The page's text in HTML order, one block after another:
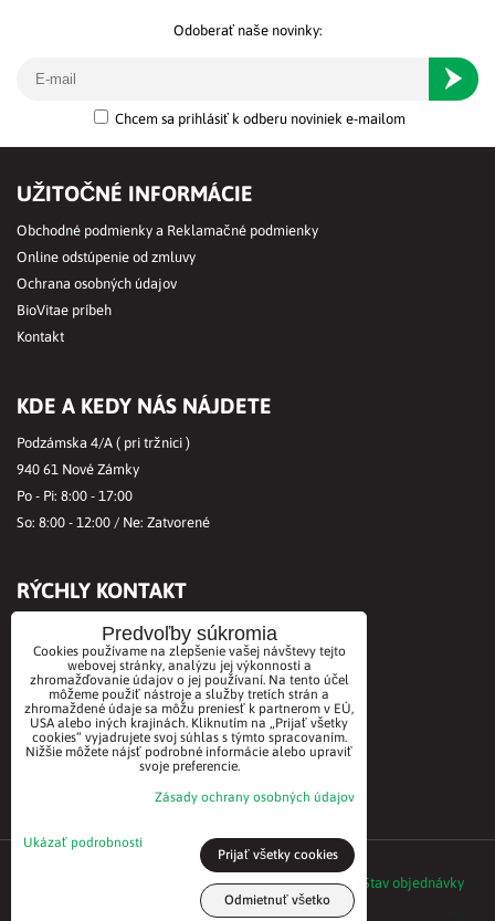
Odoberať naše novinky:
Chcem sa prihlásiť k odberu noviniek e-mailom
UŽITOČNÉ INFORMÁCIE
Obchodné podmienky a Reklamačné podmienky
Online odstúpenie od zmluvy
Ochrana osobných údajov
BioVitae príbeh
Kontakt
KDE A KEDY NÁS NÁJDETE
Podzámska 4/A ( pri tržnici )
940 61 Nové Zámky
Po - Pi: 8:00 - 17:00
So: 8:00 - 12:00 / Ne: Zatvorené
RÝCHLY KONTAKT
+421356421513
Mobil:+421901712584
Email:office@biovitae.sk
AKCEPTUJEME PLATBY KARTOU
©2021 BioVitae biomarket. Všetky práva vyhradené
Zásady ochrany osobných údajov
Stav objednávky
BiznisWeb.sk
Predvoľby súkromia
Cookies používame na zlepšenie vašej návštevy tejto
webovej stránky, analýzu jej výkonnosti a
zhromažďovanie údajov o jej používaní. Na tento účel
môžeme použiť nástroje a služby tretích strán a
zhromaždené údaje sa môžu preniesť k partnerom v EÚ,
USA alebo iných krajinách. Kliknutím na „Prijať všetky
cookies“ vyjadrujete svoj súhlas s týmto spracovaním.
Nižšie môžete nájsť podrobné informácie alebo upraviť
svoje preferencie.
Zásady ochrany osobných údajov
Ukázať podrobnosti
Prijať všetky cookies
Odmietnuť všetko